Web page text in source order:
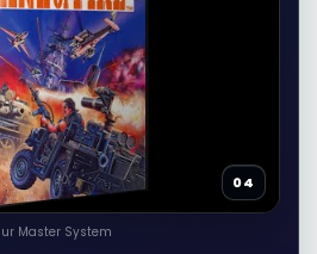
RAKUTEN À VÉRIFIER
in the Line of Fire
produits liés
Rakuten →
RAKUTEN À VÉRIFIER
04
Master System